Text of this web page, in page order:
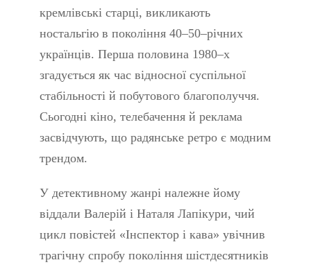
кремлівські старці, викликають
ностальгію в покоління 40–50–річних
українців. Перша половина 1980–х
згадується як час відносної суспільної
стабільності й побутового благополуччя.
Сьогодні кіно, телебачення й реклама
засвідчують, що радянське ретро є модним
трендом.
У детективному жанрі належне йому
віддали Валерій і Наталя Лапікури, чий
цикл повістей «Інспектор і кава» увічнив
трагічну спробу покоління шістдесятників